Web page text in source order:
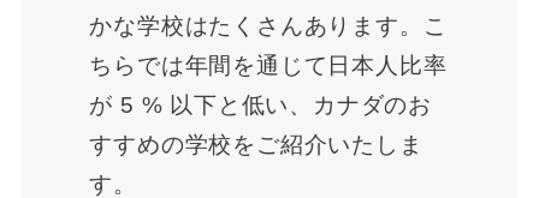
かな学校はたくさんあります。こ
ちらでは年間を通じて日本人比率
が 5 % 以下と低い、カナダのお
すすめの学校をご紹介いたしま
す。